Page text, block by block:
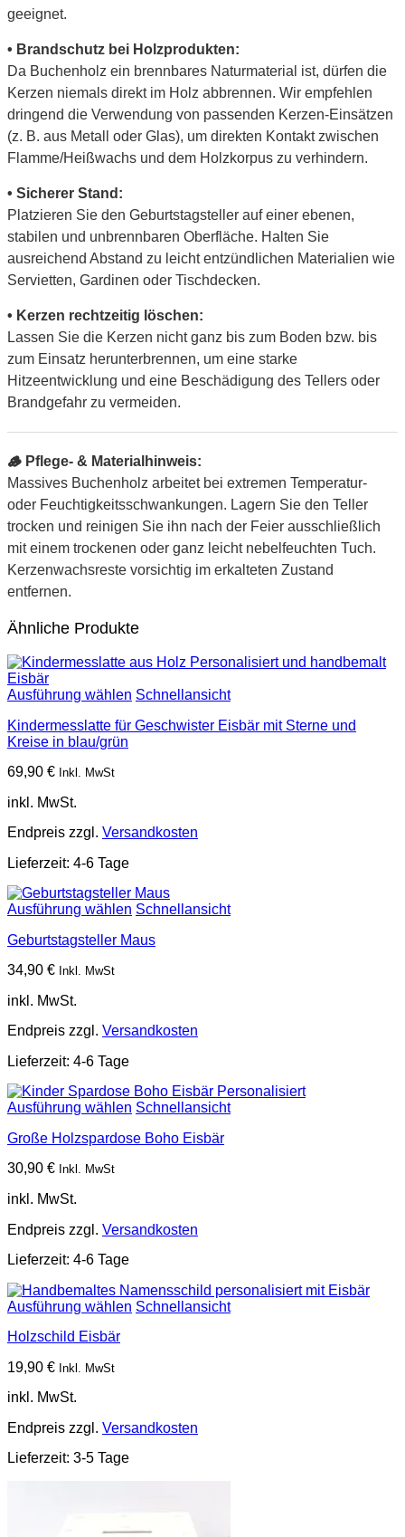
geeignet.
• Brandschutz bei Holzprodukten:
Da Buchenholz ein brennbares Naturmaterial ist, dürfen die
Kerzen niemals direkt im Holz abbrennen. Wir empfehlen
dringend die Verwendung von passenden Kerzen-Einsätzen
(z. B. aus Metall oder Glas), um direkten Kontakt zwischen
Flamme/Heißwachs und dem Holzkorpus zu verhindern.
• Sicherer Stand:
Platzieren Sie den Geburtstagsteller auf einer ebenen,
stabilen und unbrennbaren Oberfläche. Halten Sie
ausreichend Abstand zu leicht entzündlichen Materialien wie
Servietten, Gardinen oder Tischdecken.
• Kerzen rechtzeitig löschen:
Lassen Sie die Kerzen nicht ganz bis zum Boden bzw. bis
zum Einsatz herunterbrennen, um eine starke
Hitzeentwicklung und eine Beschädigung des Tellers oder
Brandgefahr zu vermeiden.
🪵 Pflege- & Materialhinweis:
Massives Buchenholz arbeitet bei extremen Temperatur-
oder Feuchtigkeitsschwankungen. Lagern Sie den Teller
trocken und reinigen Sie ihn nach der Feier ausschließlich
mit einem trockenen oder ganz leicht nebelfeuchten Tuch.
Kerzenwachsreste vorsichtig im erkalteten Zustand
entfernen.
Ähnliche Produkte
Ausführung wählen Schnellansicht
Kindermesslatte für Geschwister Eisbär mit Sterne und
Kreise in blau/grün
69,90 € Inkl. MwSt
inkl. MwSt.
Endpreis zzgl. Versandkosten
Lieferzeit: 4-6 Tage
Ausführung wählen Schnellansicht
Geburtstagsteller Maus
34,90 € Inkl. MwSt
inkl. MwSt.
Endpreis zzgl. Versandkosten
Lieferzeit: 4-6 Tage
Ausführung wählen Schnellansicht
Große Holzspardose Boho Eisbär
30,90 € Inkl. MwSt
inkl. MwSt.
Endpreis zzgl. Versandkosten
Lieferzeit: 4-6 Tage
Ausführung wählen Schnellansicht
Holzschild Eisbär
19,90 € Inkl. MwSt
inkl. MwSt.
Endpreis zzgl. Versandkosten
Lieferzeit: 3-5 Tage